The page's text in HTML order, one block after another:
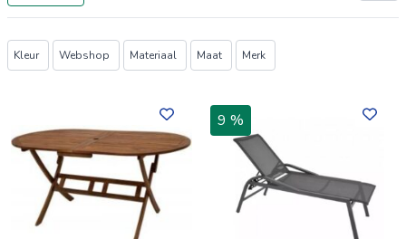
Producten
Kleur Webshop Materiaal Maat Merk
9 %